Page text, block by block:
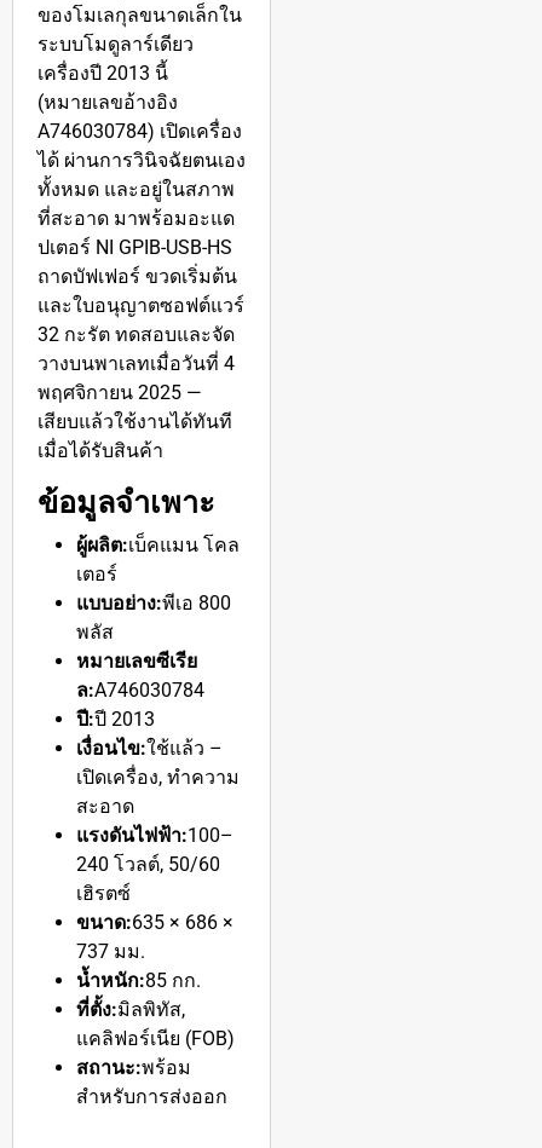
ของโมเลกุลขนาดเล็กใน
ระบบโมดูลาร์เดียว
เครื่องปี 2013 นี้
(หมายเลขอ้างอิง
A746030784) เปิดเครื่อง
ได้ ผ่านการวินิจฉัยตนเอง
ทั้งหมด และอยู่ในสภาพ
ที่สะอาด มาพร้อมอะแด
ปเตอร์ NI GPIB-USB-HS
ถาดบัฟเฟอร์ ขวดเริ่มต้น
และใบอนุญาตซอฟต์แวร์
32 กะรัต ทดสอบและจัด
วางบนพาเลทเมื่อวันที่ 4
พฤศจิกายน 2025 —
เสียบแล้วใช้งานได้ทันที
เมื่อได้รับสินค้า
ข้อมูลจำเพาะ
ผู้ผลิต:เบ็คแมน โคล
เตอร์
แบบอย่าง:พีเอ 800
พลัส
หมายเลขซีเรีย
ล:A746030784
ปี:ปี 2013
เงื่อนไข:ใช้แล้ว –
เปิดเครื่อง, ทำความ
สะอาด
แรงดันไฟฟ้า:100–
240 โวลต์, 50/60
เฮิรตซ์
ขนาด:635 × 686 ×
737 มม.
น้ำหนัก:85 กก.
ที่ตั้ง:มิลพิทัส,
แคลิฟอร์เนีย (FOB)
สถานะ:พร้อม
สำหรับการส่งออก